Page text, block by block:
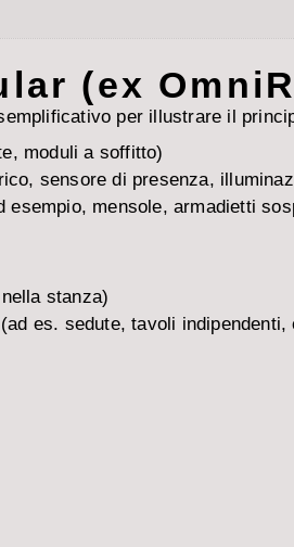
(ex
per illustrare il
moduli a soffitto)
sensore di presenza,
mensole, armadietti
stanza)
es. sedute, tavoli